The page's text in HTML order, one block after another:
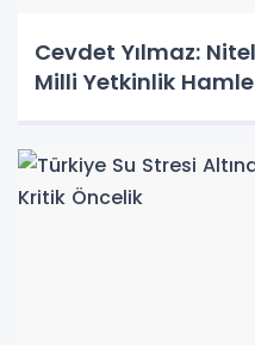
Cevdet Yılmaz:
Milli Yetkinlik